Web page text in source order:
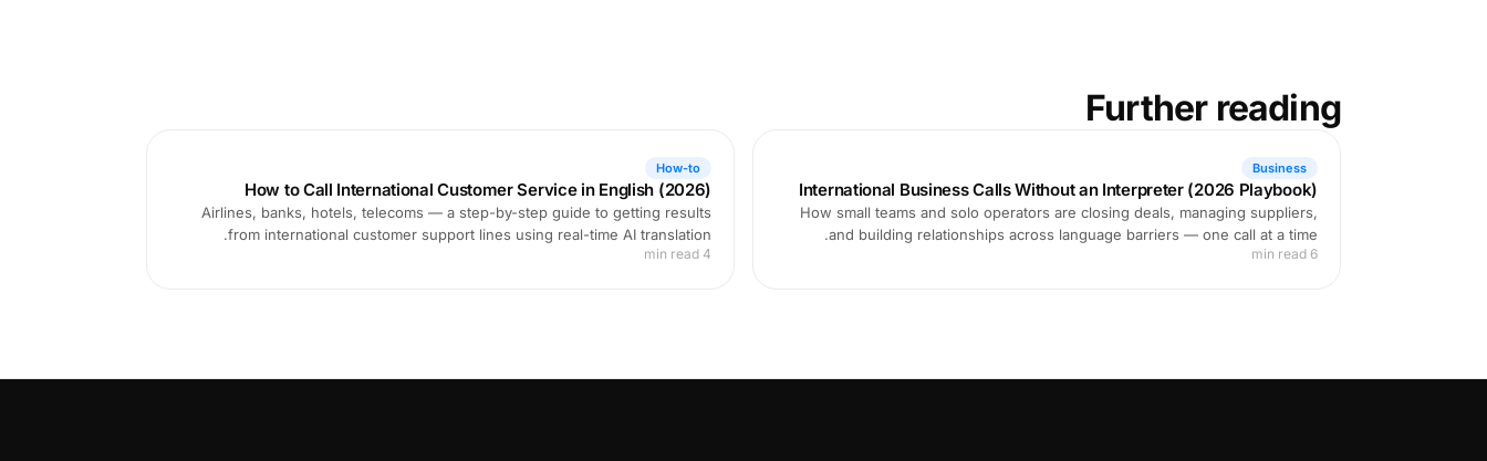
Further reading
Business
International Business Calls Without an Interpreter (2026 Playbook)
How small teams and solo operators are closing deals, managing suppliers,
and building relationships across language barriers — one call at a time.
6 min read
How-to
How to Call International Customer Service in English (2026)
Airlines, banks, hotels, telecoms — a step-by-step guide to getting results
from international customer support lines using real-time AI translation.
4 min read